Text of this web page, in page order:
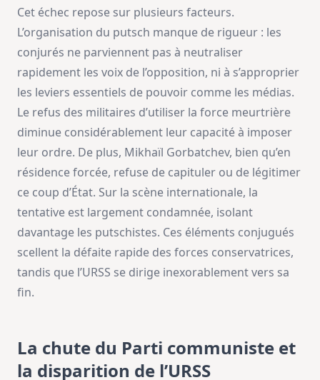
Cet échec repose sur plusieurs facteurs.
L’organisation du putsch manque de rigueur : les
conjurés ne parviennent pas à neutraliser
rapidement les voix de l’opposition, ni à s’approprier
les leviers essentiels de pouvoir comme les médias.
Le refus des militaires d’utiliser la force meurtrière
diminue considérablement leur capacité à imposer
leur ordre. De plus, Mikhaïl Gorbatchev, bien qu’en
résidence forcée, refuse de capituler ou de légitimer
ce coup d’État. Sur la scène internationale, la
tentative est largement condamnée, isolant
davantage les putschistes. Ces éléments conjugués
scellent la défaite rapide des forces conservatrices,
tandis que l’URSS se dirige inexorablement vers sa
fin.
La chute du Parti communiste et
la disparition de l’URSS